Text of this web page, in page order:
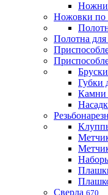
Ножовки по
Полотна
Губки
Камни
Сверла 670